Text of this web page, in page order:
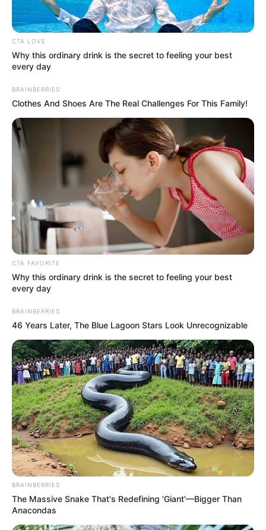
CTA LOVE
Why this ordinary drink is the secret to feeling your best
every day
BRAINBERRIES
Clothes And Shoes Are The Real Challenges For This Family!
CTA FAVORITE
Why this ordinary drink is the secret to feeling your best
every day
BRAINBERRIES
46 Years Later, The Blue Lagoon Stars Look Unrecognizable
BRAINBERRIES
The Massive Snake That's Redefining 'Giant'—Bigger Than
Anacondas